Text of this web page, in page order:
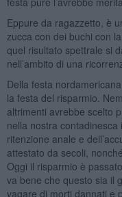
Eppure da ragazzetto, è
zucca con dei buchi con
quel risultato spettrale si
nell’ambito di una
Della festa
la festa del risparmio.
altrimenti avrebbe scelto
nella nostra contadinesca
ritenzione anale e
attestato da secoli,
Oggi il risparmio è
va bene che questo sia il
vagare di morti dannati e